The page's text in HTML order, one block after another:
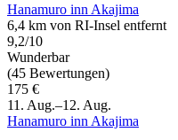
Hanamuro inn Akajima
6,4 km von RI-Insel entfernt
9,2/10
Wunderbar
(45 Bewertungen)
175 €
11. Aug.–12. Aug.
Hanamuro inn Akajima